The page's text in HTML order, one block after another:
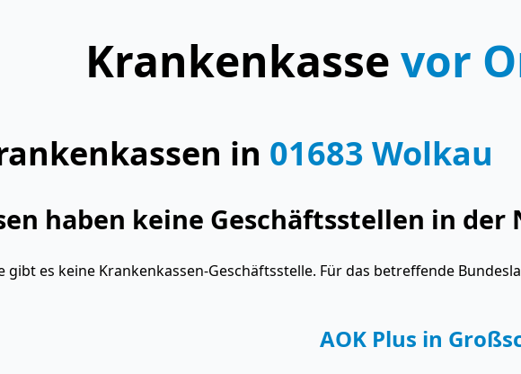
Krankenkasse vor
in 01683 Wolkau
haben keine Geschäftsstellen in der
es keine Krankenkassen-Geschäftsstelle. Für das betreffende
AOK Plus in